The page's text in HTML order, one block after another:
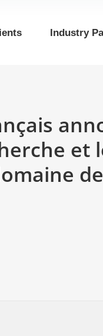
Industry
et
de